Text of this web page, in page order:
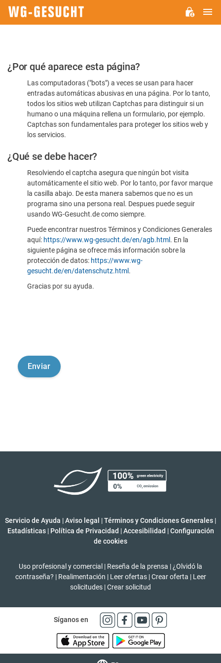
Por
favor,
confirme
humano
¿Por qué aparece esta página?
Las computadoras ("bots") a veces se usan para hacer
entradas automáticas abusivas en una página. Por lo tanto,
todos los sitios web utilizan Captchas para distinguir si un
humano o una máquina rellena un formulario, por ejemplo.
Captchas son fundamentales para proteger los sitios web y
los servicios.
¿Qué se debe hacer?
Resolviendo el captcha asegura que ningún bot visita
automáticamente el sitio web. Por lo tanto, por favor marque
la casilla abajo. De esta manera sabemos que no es un
programa sino una persona real. Despues puede seguir
usando WG-Gesucht.de como siempre.
Puede encontrar nuestros Términos y Condiciones Generales
aquí: https://www.wg-gesucht.de/en/agb.html . En la
siguiente página se ofrece más información sobre la
protección de datos: https://www.wg-
gesucht.de/en/datenschutz.html .
Gracias por su ayuda.
Servicio de Ayuda |Aviso legal |Términos y Condiciones Generales |
Estadísticas | Política de Privacidad | Accesibilidad | Configuración
de cookies
Uso profesional y comercial | Reseña de la prensa | ¿Olvidó la
contraseña? | Realimentación | Leer ofertas | Crear oferta | Leer
solicitudes |Crear solicitud
Síganos en